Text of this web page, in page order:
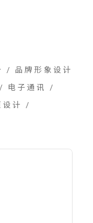
/
品牌形象设计
/ 电子通讯
/
设计
/